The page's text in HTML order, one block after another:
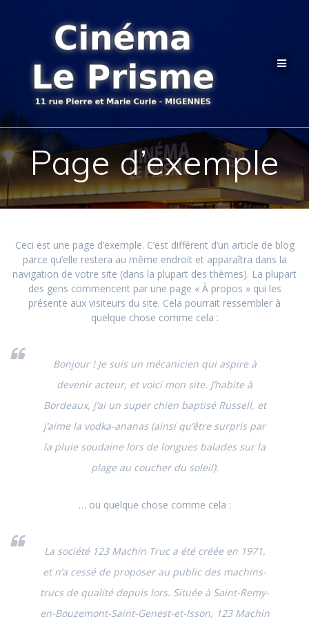
contenu
Page d’exemple
Ceci est une page d’exemple. C’est différent d’un article de blog
parce qu’elle restera au même endroit et apparaîtra dans la
navigation de votre site (dans la plupart des thèmes). La plupart
des gens commencent par une page « À propos » qui les
présente aux visiteurs du site. Cela pourrait ressembler à
quelque chose comme cela :
Bonjour ! Je suis un mécanicien qui aspire à
devenir acteur, et voici mon site. J’habite à
Bordeaux, j’ai un super chien baptisé Russell, et
j’aime la vodka-ananas (ainsi qu’être surpris par
la pluie soudaine lors de longues balades sur la
plage au coucher du soleil).
… ou quelque chose comme cela :
La société 123 Machin Truc a été créée en 1971,
et n’a cessé de proposer au public des machins-
trucs de qualité depuis lors. Située à Saint-Remy-
en-Bouzemont-Saint-Genest-et-Isson, 123 Machin